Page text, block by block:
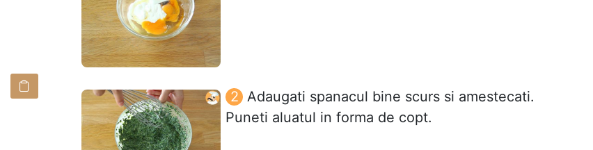
Adaugati spanacul bine scurs si amestecati.
Puneti aluatul in forma de copt.